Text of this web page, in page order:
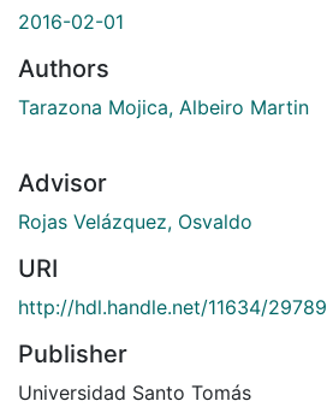
2016-02-01
Authors
Tarazona Mojica, Albeiro Martin
Advisor
Rojas Velázquez, Osvaldo
URI
http://hdl.handle.net/11634/29789
Publisher
Universidad Santo Tomás